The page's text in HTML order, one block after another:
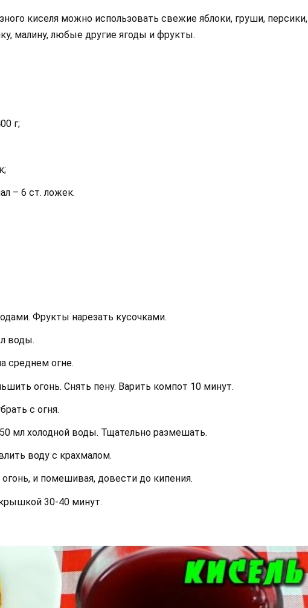
киселя можно использовать свежие яблоки, груши, персики,
малину, любые другие ягоды и фрукты.
г;
– 6 ст. ложек.
Фрукты нарезать кусочками.
воды.
среднем огне.
огонь. Снять пену. Варить компот 10 минут.
с огня.
мл холодной воды. Тщательно размешать.
воду с крахмалом.
и помешивая, довести до кипения.
30-40 минут.